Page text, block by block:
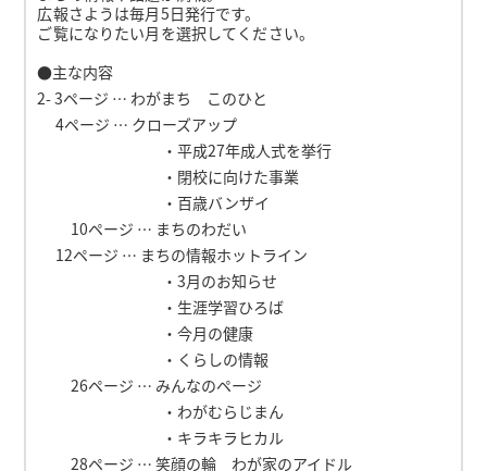
広報さようは毎月5日発行です。
ご覧になりたい月を選択してください。
●主な内容
2- 3ページ … わがまち このひと
4ページ … クローズアップ
・平成27年成人式を挙行
・閉校に向けた事業
・百歳バンザイ
10ページ … まちのわだい
12ページ … まちの情報ホットライン
・3月のお知らせ
・生涯学習ひろば
・今月の健康
・くらしの情報
26ページ … みんなのページ
・わがむらじまん
・キラキラヒカル
28ページ … 笑顔の輪 わが家のアイドル